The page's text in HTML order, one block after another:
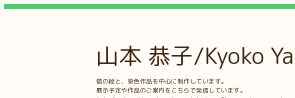
山本 恭子/Kyoko
猫の絵と、染色作品を中心に制作しています。
展示予定や作品のご案内をこちらで発信しています。